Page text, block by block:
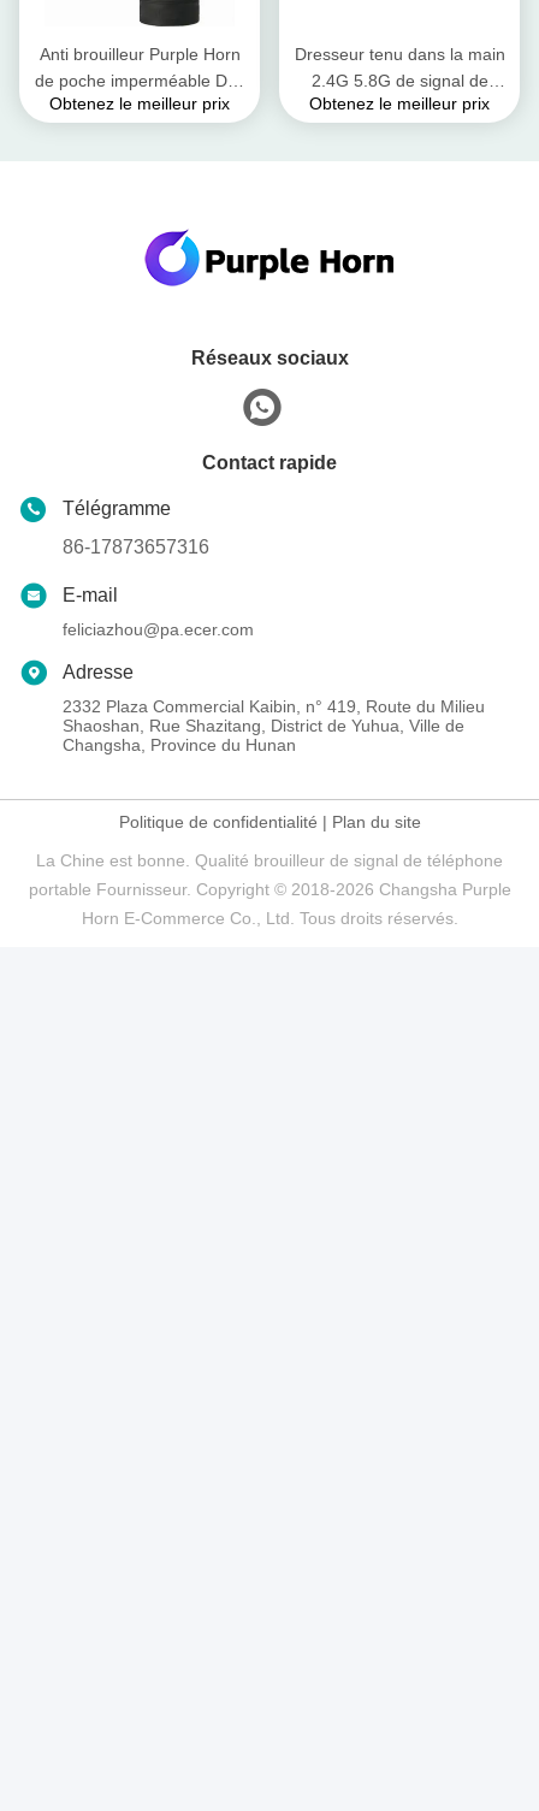
Anti brouilleur Purple Horn
de poche imperméable DJ1
de bourdon de lampe-torche
Obtenez le meilleur prix
Dresseur tenu dans la main
2.4G 5.8G de signal de
bourdon de lampe-torche
Obtenez le meilleur prix
Réseaux sociaux
Contact rapide
Télégramme
86-17873657316
E-mail
feliciazhou@pa.ecer.com
Adresse
2332 Plaza Commercial Kaibin, n° 419, Route du Milieu
Shaoshan, Rue Shazitang, District de Yuhua, Ville de
Changsha, Province du Hunan
Politique de confidentialité | Plan du site
La Chine est bonne. Qualité brouilleur de signal de téléphone
portable Fournisseur. Copyright © 2018-2026 Changsha Purple
Horn E-Commerce Co., Ltd. Tous droits réservés.